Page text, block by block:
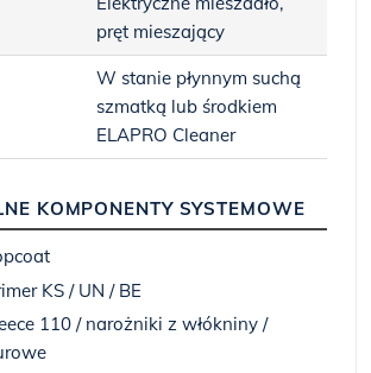
pręt mieszający
W stanie płynnym suchą
szmatką lub środkiem
ELAPRO Cleaner
KOMPONENTY SYSTEMOWE
KS / UN / BE
110 / narożniki z włókniny /